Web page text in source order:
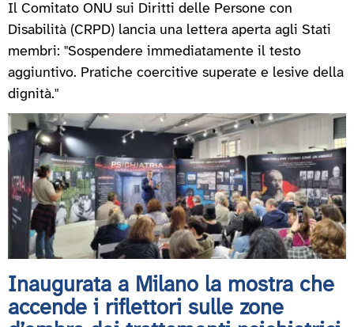
Il Comitato ONU sui Diritti delle Persone con
Disabilità (CRPD) lancia una lettera aperta agli Stati
membri: "Sospendere immediatamente il testo
aggiuntivo. Pratiche coercitive superate e lesive della
dignità."
Inaugurata a Milano la mostra che
accende i riflettori sulle zone